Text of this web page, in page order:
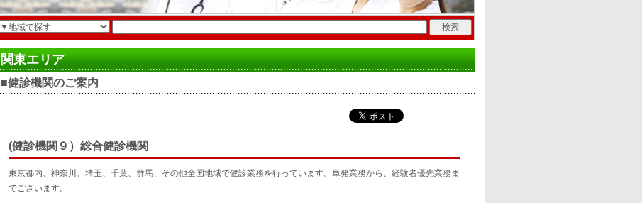
関東エリア
■健診機関のご案内
(健診機関９）総合健診機関
東京都内、神奈川、埼玉、千葉、群馬、その他全国地域で健診業務を行っています。単発業務から、経験者優先業務ま
でございます。